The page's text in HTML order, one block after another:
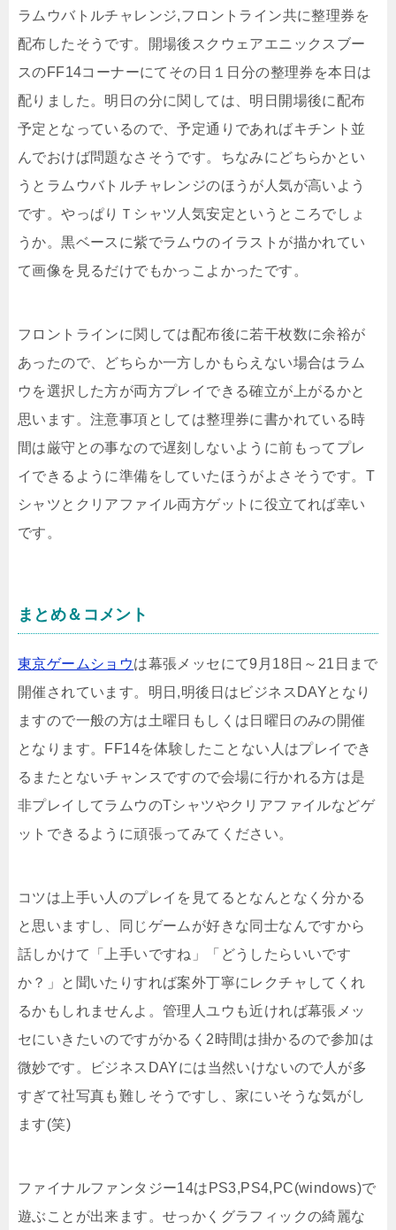
ラムウバトルチャレンジ,フロントライン共に整理券を
配布したそうです。開場後スクウェアエニックスブー
スのFF14コーナーにてその日１日分の整理券を本日は
配りました。明日の分に関しては、明日開場後に配布
予定となっているので、予定通りであればキチント並
んでおけば問題なさそうです。ちなみにどちらかとい
うとラムウバトルチャレンジのほうが人気が高いよう
です。やっぱりＴシャツ人気安定というところでしょ
うか。黒ベースに紫でラムウのイラストが描かれてい
て画像を見るだけでもかっこよかったです。
フロントラインに関しては配布後に若干枚数に余裕が
あったので、どちらか一方しかもらえない場合はラム
ウを選択した方が両方プレイできる確立が上がるかと
思います。注意事項としては整理券に書かれている時
間は厳守との事なので遅刻しないように前もってプレ
イできるように準備をしていたほうがよさそうです。T
シャツとクリアファイル両方ゲットに役立てれば幸い
です。
まとめ＆コメント
東京ゲームショウは幕張メッセにて9月18日～21日まで
開催されています。明日,明後日はビジネスDAYとなり
ますので一般の方は土曜日もしくは日曜日のみの開催
となります。FF14を体験したことない人はプレイでき
るまたとないチャンスですので会場に行かれる方は是
非プレイしてラムウのTシャツやクリアファイルなどゲ
ットできるように頑張ってみてください。
コツは上手い人のプレイを見てるとなんとなく分かる
と思いますし、同じゲームが好きな同士なんですから
話しかけて「上手いですね」「どうしたらいいです
か？」と聞いたりすれば案外丁寧にレクチャしてくれ
るかもしれませんよ。管理人ユウも近ければ幕張メッ
セにいきたいのですがかるく2時間は掛かるので参加は
微妙です。ビジネスDAYには当然いけないので人が多
すぎて社写真も難しそうですし、家にいそうな気がし
ます(笑)
ファイナルファンタジー14はPS3,PS4,PC(windows)で
遊ぶことが出来ます。せっかくグラフィックの綺麗な